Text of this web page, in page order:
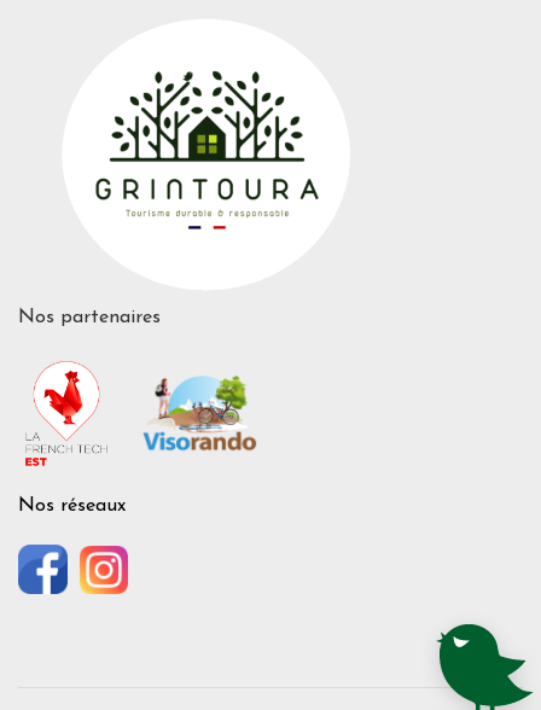
Nos partenaires
Nos réseaux